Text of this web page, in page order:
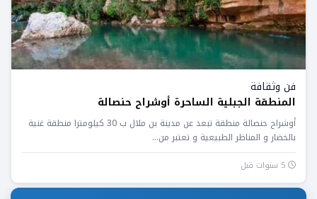
فن وثقافة
المنطقة الجبلية الساحرة أوشراح حنصالة
أوشراح حنصالة منطقة تبعد عن مدينة بن ملال ب 30 كيلومترا منطقة غنية
بالخضار و المناظر الطبيعية و تعتبر من...